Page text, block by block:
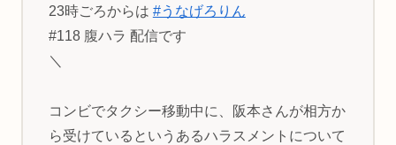
23時ごろからは #うなげろりん
#118 腹ハラ 配信です
＼
コンビでタクシー移動中に、阪本さんが相方か
ら受けているというあるハラスメントについて